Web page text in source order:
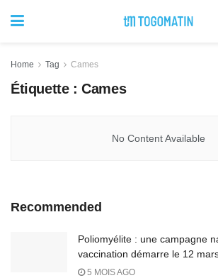
Home Tag Cames
Étiquette :Cames
No Content Available
Recommended
Poliomyélite : une campagne
vaccination démarre le 12
5 MOIS AGO